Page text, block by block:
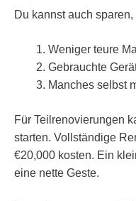
Du kannst auch sparen,
Weniger teure
Gebrauchte
Manches selbst
Für Teilrenovierungen
starten. Vollständige
€20,000 kosten. Ein
eine nette Geste.